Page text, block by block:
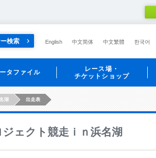
検索 English 中文简体 中文繁體 한국어
タファイル
レース場・
チケットショップ
湖 出走表
ェクト競走ｉｎ浜名湖